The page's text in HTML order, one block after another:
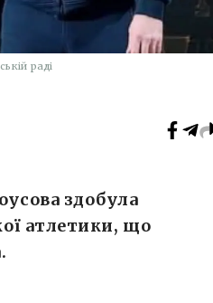
раді
здобула
атлетики, що